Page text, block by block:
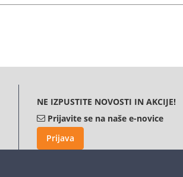
NE IZPUSTITE NOVOSTI IN AKCIJE!
Prijavite se na naše e-novice
Prijava